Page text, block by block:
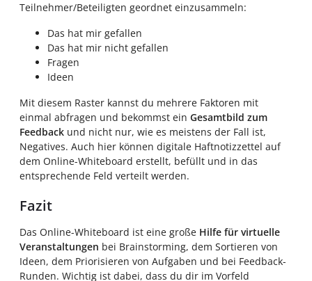
Teilnehmer/Beteiligten geordnet einzusammeln:
Das hat mir gefallen
Das hat mir nicht gefallen
Fragen
Ideen
Mit diesem Raster kannst du mehrere Faktoren mit
einmal abfragen und bekommst ein Gesamtbild zum
Feedback und nicht nur, wie es meistens der Fall ist,
Negatives. Auch hier können digitale Haftnotizzettel auf
dem Online-Whiteboard erstellt, befüllt und in das
entsprechende Feld verteilt werden.
Fazit
Das Online-Whiteboard ist eine große Hilfe für virtuelle
Veranstaltungen bei Brainstorming, dem Sortieren von
Ideen, dem Priorisieren von Aufgaben und bei Feedback-
Runden. Wichtig ist dabei, dass du dir im Vorfeld